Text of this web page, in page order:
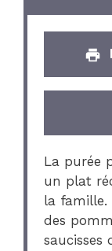
La purée
un plat
la famille.
des
saucisses